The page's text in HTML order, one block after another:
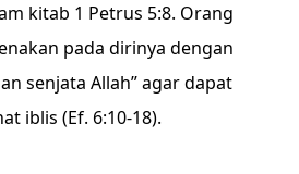
kitab 1 Petrus 5:8. Orang
pada dirinya dengan
senjata Allah” agar dapat
iblis (Ef. 6:10-18).